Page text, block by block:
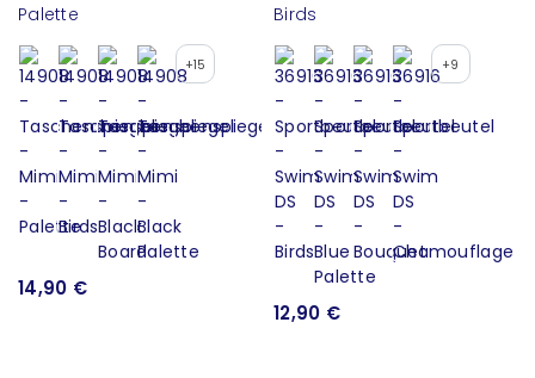
Palette
+15
14,90 €
Birds
+9
12,90 €